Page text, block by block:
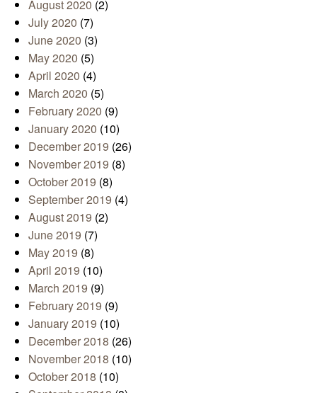
August 2020 (2)
July 2020 (7)
June 2020 (3)
May 2020 (5)
April 2020 (4)
March 2020 (5)
February 2020 (9)
January 2020 (10)
December 2019 (26)
November 2019 (8)
October 2019 (8)
September 2019 (4)
August 2019 (2)
June 2019 (7)
May 2019 (8)
April 2019 (10)
March 2019 (9)
February 2019 (9)
January 2019 (10)
December 2018 (26)
November 2018 (10)
October 2018 (10)